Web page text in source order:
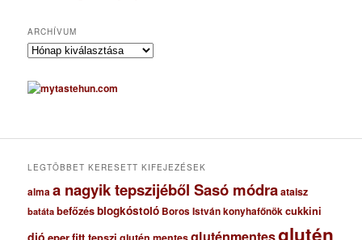
ARCHÍVUM
A
c
h
u
LEGTÖBBET KERESETT KIFEJEZÉSEK
almaa nagyik tepszijéből Sasó módraataisz
batáta befőzésblogkóstoló Boros István konyhafőnökcukkini
dió eper gluténmentesglutén